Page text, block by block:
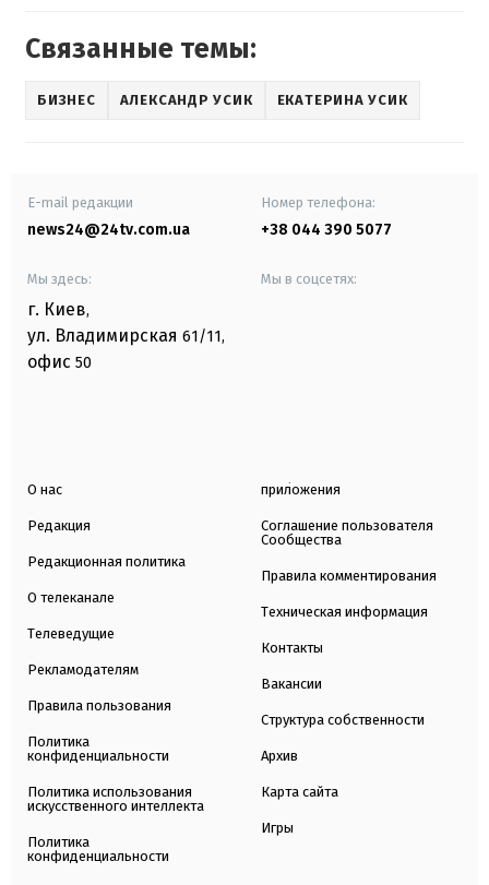
Связанные темы:
БИЗНЕС АЛЕКСАНДР УСИК ЕКАТЕРИНА УСИК
E-mail редакции
news24@24tv.com.ua
Номер телефона:
+38 044 390 5077
Мы здесь:
г. Киев,
ул. Владимирская 61/11,
офис 50
Мы в соцсетях:
О нас
Редакция
Редакционная политика
О телеканале
Телеведущие
Рекламодателям
Правила пользования
Политика
конфиденциальности
Политика использования
искусственного интеллекта
Политика
конфиденциальности
приложения
Соглашение пользователя
Сообщества
Правила комментирования
Техническая информация
Контакты
Вакансии
Структура собственности
Архив
Карта сайта
Игры